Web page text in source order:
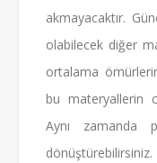
akmayacaktır.
olabilecek diğer
ortalama
bu materyallerin
Aynı zamanda